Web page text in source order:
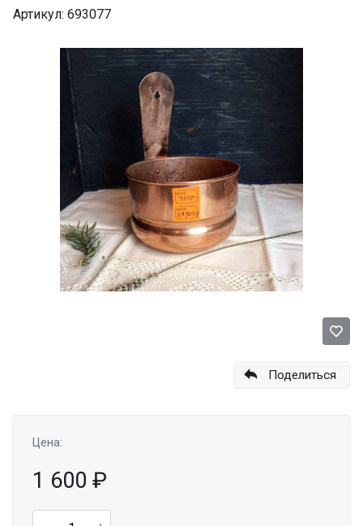
Артикул: 693077
Поделиться
Цена:
1 600 ₽